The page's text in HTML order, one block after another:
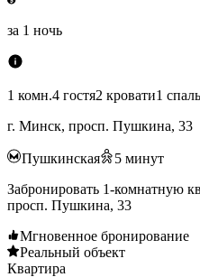
за 1 ночь
1 комн.4 гостя2 кровати1
г. Минск, просп. Пушкина, 33
Пушкинская 5 минут
Забронировать 1-комнатную
просп. Пушкина, 33
Мгновенное бронирование
Реальный объект
Квартира